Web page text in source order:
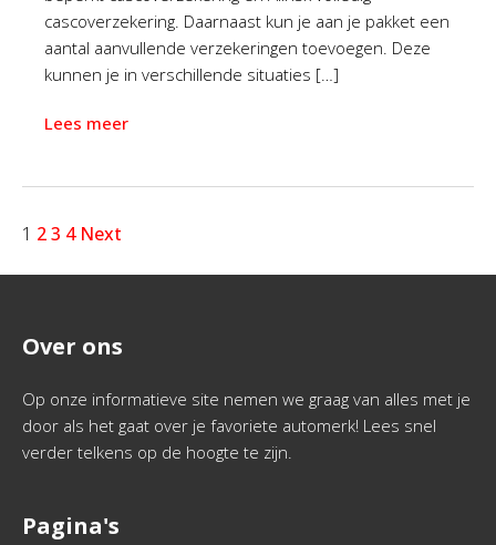
cascoverzekering. Daarnaast kun je aan je pakket een
aantal aanvullende verzekeringen toevoegen. Deze
kunnen je in verschillende situaties […]
Lees meer
1 23 4 Next
Over ons
Op onze informatieve site nemen we graag van alles met je
door als het gaat over je favoriete automerk! Lees snel
verder telkens op de hoogte te zijn.
Pagina's